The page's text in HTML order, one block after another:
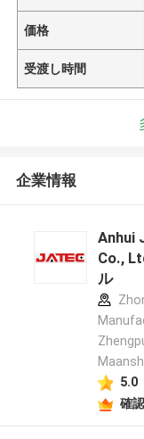
価格
受渡し時間
企業情報
Anhui
Co.,
ル
5.0
確